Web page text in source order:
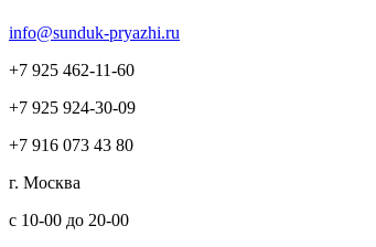
info@sunduk-pryazhi.ru
+7 925 462-11-60
+7 925 924-30-09
+7 916 073 43 80
г. Москва
с 10-00 до 20-00